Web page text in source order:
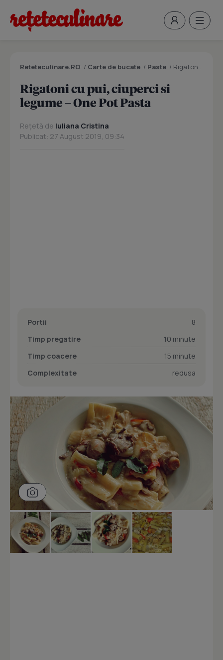
Reteteculinare.RO / Carte de bucate / Paste / Rigatoni cu pui, ciuperci si legume – One Pot Pasta
Rigatoni cu pui, ciuperci si
legume – One Pot Pasta
Rețetă de Iuliana Cristina
Publicat: 27 August 2019, 09:34
Portii
8
Timp pregatire
10 minute
Timp coacere
15 minute
Complexitate
redusa